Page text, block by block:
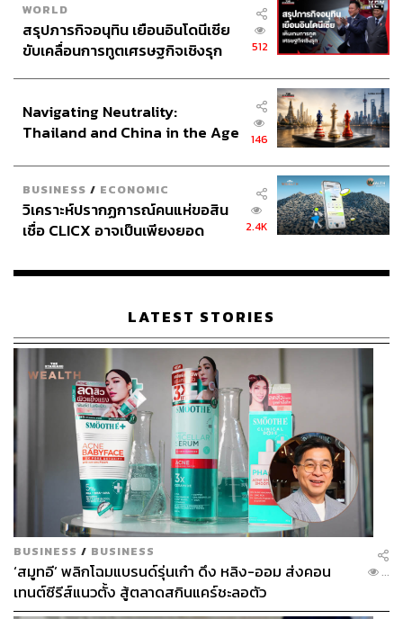
ข่าวที่เกี่ยวข้อง:
Khaolak Surf Town ชวนโต้คลื่นและผจญภัยไปบนเส้น
ทาง Hidden Journey กับ Billabong Thailand
The Board Factory โรงงานเซิร์ฟบอร์ดที่อยู่ใกล้ทะเลที่
สุดในโลก สวรรค์ของนักเซิร์ฟตัวจริง
สำรวจ ‘วัฒนธรรมโต้คลื่น’ แห่งเกาะภูเก็ต กับการเติบโ
ภาพ:Boardriders Thailand
Surf Festival
โยคะ มน โมนิค
พังงา
เขาหลัก พังงา
แว่นใหญ่-โอฬาร ชูใจ
143
ABOUT THE AUTHOR
วาวา ประชุมพันธ์
Website Team Lead ประจำสำนักข่าว THE
STANDARD
WORLD
สรุปภารกิจอนุทิน เยือนอินโดนีเซีย
ขับเคลื่อนการทูตเศรษฐกิจเชิงรุก
512
Navigating Neutrality:
Thailand and China in the Age
146
BUSINESS / ECONOMIC
วิเคราะห์ปรากฏการณ์คนแห่ขอสิน
เชื่อ CLICX อาจเป็นเพียงยอด
เรือนไทยที่ถูกซุกไว้
2.4K
LATEST STORIES
BUSINESS / BUSINESS
‘สมูทอี’ พลิกโฉมแบรนด์รุ่นเก๋า ดึง หลิง-ออม ส่งคอน
เทนต์ซีรีส์แนวตั้ง สู้ตลาดสกินแคร์ชะลอตัว
...